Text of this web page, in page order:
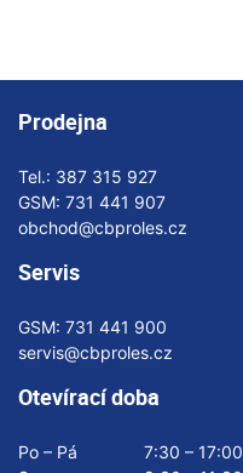
Prodejna
Tel.: 387 315 927
GSM: 731 441 907
obchod@cbproles.cz
Servis
GSM: 731 441 900
servis@cbproles.cz
Otevírací doba
Po – Pá
7:30 – 17:00